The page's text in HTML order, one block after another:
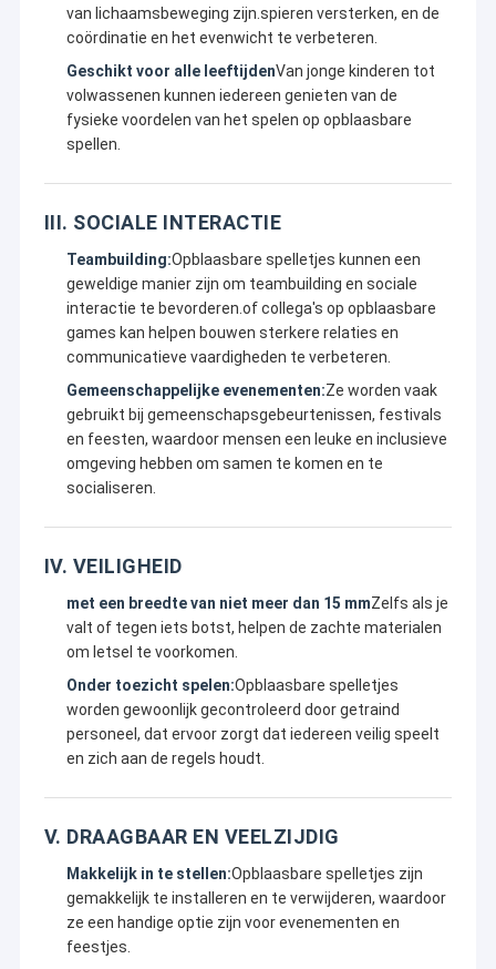
van lichaamsbeweging zijn.spieren versterken, en de
coördinatie en het evenwicht te verbeteren.
Geschikt voor alle leeftijdenVan jonge kinderen tot
volwassenen kunnen iedereen genieten van de
fysieke voordelen van het spelen op opblaasbare
spellen.
III. SOCIALE INTERACTIE
Teambuilding:Opblaasbare spelletjes kunnen een
geweldige manier zijn om teambuilding en sociale
interactie te bevorderen.of collega's op opblaasbare
games kan helpen bouwen sterkere relaties en
communicatieve vaardigheden te verbeteren.
Gemeenschappelijke evenementen:Ze worden vaak
gebruikt bij gemeenschapsgebeurtenissen, festivals
en feesten, waardoor mensen een leuke en inclusieve
omgeving hebben om samen te komen en te
socialiseren.
IV. VEILIGHEID
met een breedte van niet meer dan 15 mmZelfs als je
valt of tegen iets botst, helpen de zachte materialen
om letsel te voorkomen.
Onder toezicht spelen:Opblaasbare spelletjes
worden gewoonlijk gecontroleerd door getraind
personeel, dat ervoor zorgt dat iedereen veilig speelt
en zich aan de regels houdt.
V. DRAAGBAAR EN VEELZIJDIG
Makkelijk in te stellen:Opblaasbare spelletjes zijn
gemakkelijk te installeren en te verwijderen, waardoor
ze een handige optie zijn voor evenementen en
feestjes.